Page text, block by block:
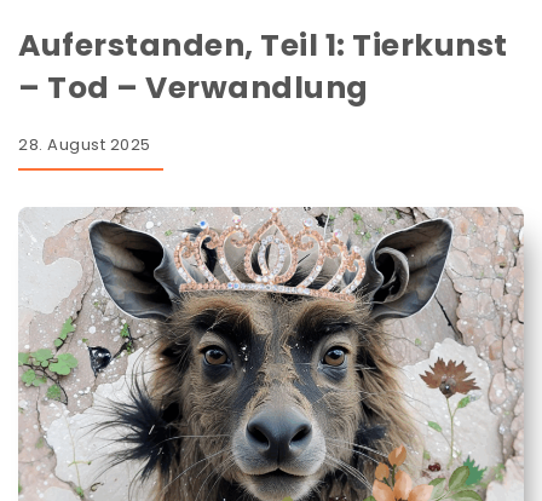
Auferstanden, Teil 1: Tierkunst
– Tod – Verwandlung
28. August 2025